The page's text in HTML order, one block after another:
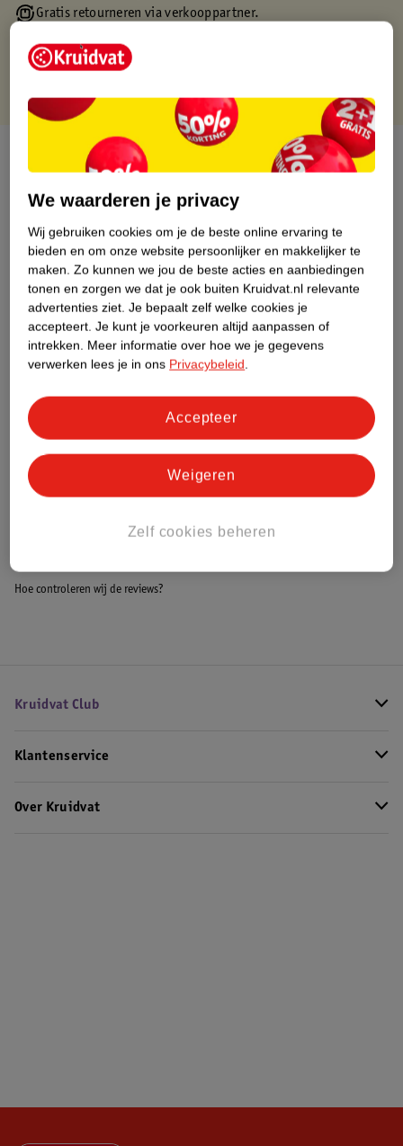
Gratis retourneren via verkooppartner.
Over dit product
Productinformatie
Etiketinformatie
Nature Impact Score
Dit product heeft (nog) geen Nature
Impact Score.
Meer informatie
Bestel & Bezorginformatie
Hoe controleren wij de reviews?
Kruidvat Club
Klantenservice
Over Kruidvat
We waarderen je privacy
Wij gebruiken cookies om je de beste online ervaring te
bieden en om onze website persoonlijker en makkelijker te
maken. Zo kunnen we jou de beste acties en aanbiedingen
tonen en zorgen we dat je ook buiten Kruidvat.nl relevante
advertenties ziet. Je bepaalt zelf welke cookies je
accepteert. Je kunt je voorkeuren altijd aanpassen of
intrekken. Meer informatie over hoe we je gegevens
verwerken lees je in ons Privacybeleid.
Zelf cookies beheren
Weigeren
Accepteer